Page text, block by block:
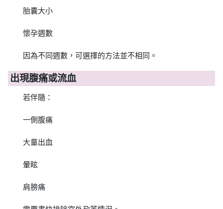
胎囊大小
懷孕週數
因為不同週數，可選擇的方法並不相同。
出現腹痛或流血
若伴隨：
一側腹痛
大量出血
暈眩
肩膀痛